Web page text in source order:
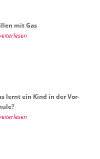
mit Gas
lernt ein Kind in der Vor­